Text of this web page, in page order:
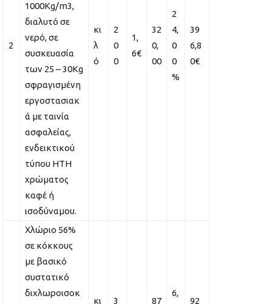
2
1000Kg/m3,
διαλυτό σε
νερό, σε
συσκευασία
των 25 – 30Kg
σφραγισμένη
εργοστασιακ
ά με ταινία
ασφαλείας,
ενδεικτικού
τύπου ΗΤΗ
χρώματος
καφέ ή
ισοδύναμου.
κι
λ
ό
2
0
0
1,
6€
32
0,
00
2
4,
0
0
%
39
6,8
0€
Χλώριο 56%
σε κόκκους
με βασικό
συστατικό
διχλωροισοκ
κι
3
87
6,
92